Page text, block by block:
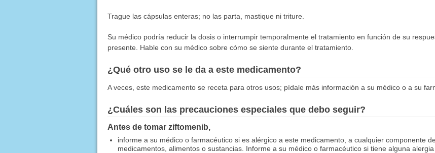
Trague las cápsulas enteras; no las parta, mastique ni triture.
Su médico podría reducir la dosis o interrumpir temporalmente el tratamiento en función de su
presente. Hable con su médico sobre cómo se siente durante el tratamiento.
¿Qué otro uso se le da a este medicamento?
A veces, este medicamento se receta para otros usos; pídale más información a su médico o a su
¿Cuáles son las precauciones especiales que debo seguir?
Antes de tomar ziftomenib,
informe a su médico o farmacéutico si es alérgico a este medicamento, a cualquier componente
medicamentos, alimentos o sustancias. Informe a su médico o farmacéutico si tiene alguna